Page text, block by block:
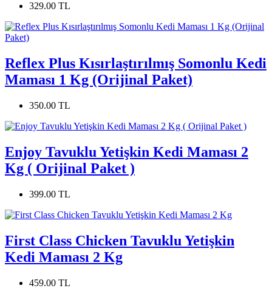
329.00 TL
Reflex Plus Kısırlaştırılmış Somonlu Kedi
Maması 1 Kg (Orijinal Paket)
350.00 TL
Enjoy Tavuklu Yetişkin Kedi Maması 2
Kg ( Orijinal Paket )
399.00 TL
First Class Chicken Tavuklu Yetişkin
Kedi Maması 2 Kg
459.00 TL